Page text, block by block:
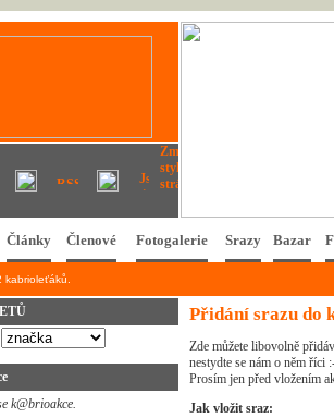
Články Členové Fotogalerie Srazy Bazar
kabrioleťáků.
k@brioakce.
Přidání srazu do
Zde můžete libovolně
nestydte se nám o něm říci
Prosím jen před vložením
Jak vložit sraz: